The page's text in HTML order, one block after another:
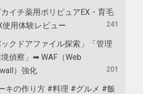
イチ薬用ポリピュアEX・育毛
使用体験レビュー
241
クドアファイル探索」「管理
偵察」➡ WAF（Web
）強化
201
キの作り方 #料理 #グルメ #飯